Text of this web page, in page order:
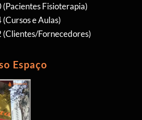
Fisioterapia)
e Aulas)
Fornecedores)
Espaço